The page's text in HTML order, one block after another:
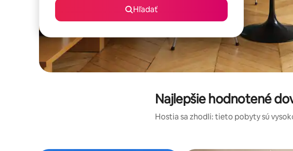
Hľadať
Najlepšie hodnotené
Hostia sa zhodli: tieto pobyty sú